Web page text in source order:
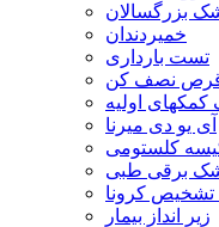
بزرگسالان
خمیردندان
تست بارداری
نصف کن
اولیه
آی یو دی میرنا
کلستومی
برقی طبی
کرونا
زیر انداز بیمار